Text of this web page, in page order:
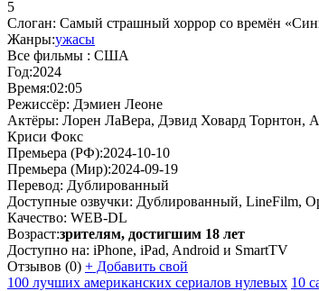
5
Слоган: Самый страшный хоррор со времён
Жанры:ужасы
Все фильмы : США
Год:2024
Время:02:05
Режиссёр: Дэмиен Леоне
Актёры: Лорен ЛаВера, Дэвид Ховард Торнтон,
Криси Фокс
Премьера (РФ):2024-10-10
Премьера (Мир):2024-09-19
Перевод: Дублированный
Доступные озвучки: Дублированный, LineFilm,
Качество: WEB-DL
Возраст:зрителям, достигшим 18 лет
Доступно на: iPhone, iPad, Android и SmartTV
Отзывов (0) + Добавить свой
100 лучших американских сериалов нулевых 10